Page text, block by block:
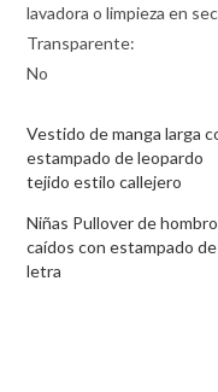
lavadora o limpieza en
Transparente:
No
Vestido de manga larga
estampado de leopardo
tejido estilo callejero
Niñas Pullover de
caídos con estampado de
letra